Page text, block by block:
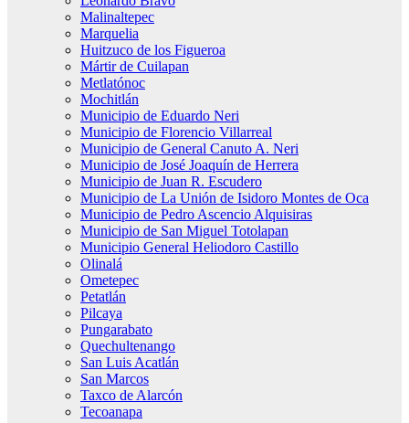
Malinaltepec
Marquelia
Huitzuco de los Figueroa
Mártir de Cuilapan
Metlatónoc
Mochitlán
Municipio de Eduardo Neri
Municipio de Florencio Villarreal
Municipio de General Canuto A. Neri
Municipio de José Joaquín de Herrera
Municipio de Juan R. Escudero
Municipio de La Unión de Isidoro Montes de Oca
Municipio de Pedro Ascencio Alquisiras
Municipio de San Miguel Totolapan
Municipio General Heliodoro Castillo
Olinalá
Ometepec
Petatlán
Pilcaya
Pungarabato
Quechultenango
San Luis Acatlán
San Marcos
Taxco de Alarcón
Tecoanapa